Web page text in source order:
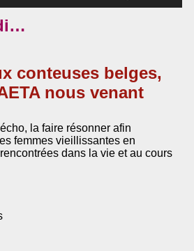
volume.
conteuses belges,
nous venant
la faire résonner afin
femmes vieillissantes en
dans la vie et au cours